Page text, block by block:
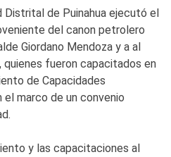
Distrital de Puinahua ejecutó el
del canon petrolero
Giordano Mendoza y a al
quienes fueron capacitados en
de Capacidades
marco de un convenio
y las capacitaciones al